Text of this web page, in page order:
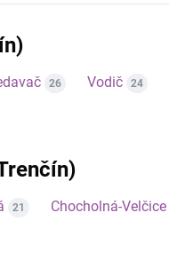
26 Vodič 24
21 Chocholná-Velčice